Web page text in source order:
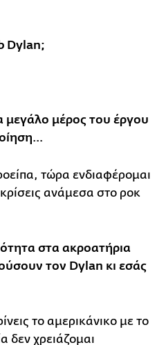
Dylan;
μέρος του έργου
τώρα ενδιαφέρομαι
ανάμεσα στο ροκ
στα ακροατήρια
τον Dylan κι εσάς
το αμερικάνικο με το
δεν χρειάζομαι